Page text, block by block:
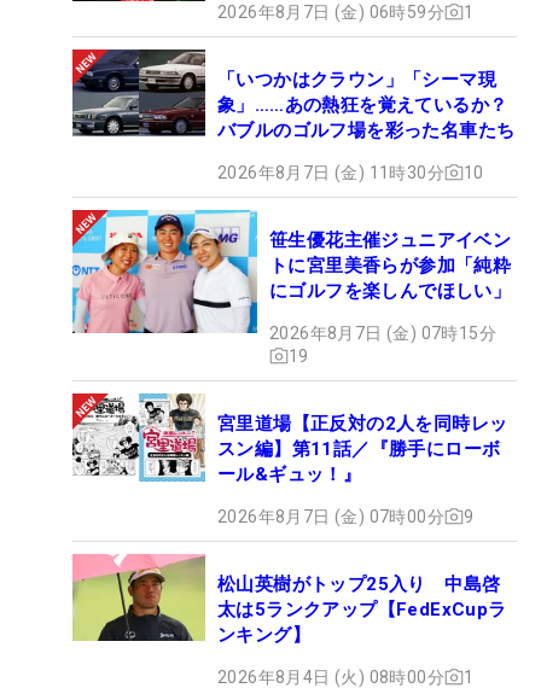
2026年8月7日 (金) 06時59分 1
「いつかはクラウン」「シーマ現
象」……あの熱狂を覚えているか？
バブルのゴルフ場を彩った名車たち
2026年8月7日 (金) 11時30分 10
笹生優花主催ジュニアイベン
トに宮里美香らが参加「純粋
にゴルフを楽しんでほしい」
2026年8月7日 (金) 07時15分
19
宮里道場【正反対の2人を同時レッ
スン編】第11話／『勝手にローボ
ール&ギュッ！』
2026年8月7日 (金) 07時00分 9
松山英樹がトップ25入り 中島啓
太は5ランクアップ【FedExCupラ
ンキング】
2026年8月4日 (火) 08時00分 1